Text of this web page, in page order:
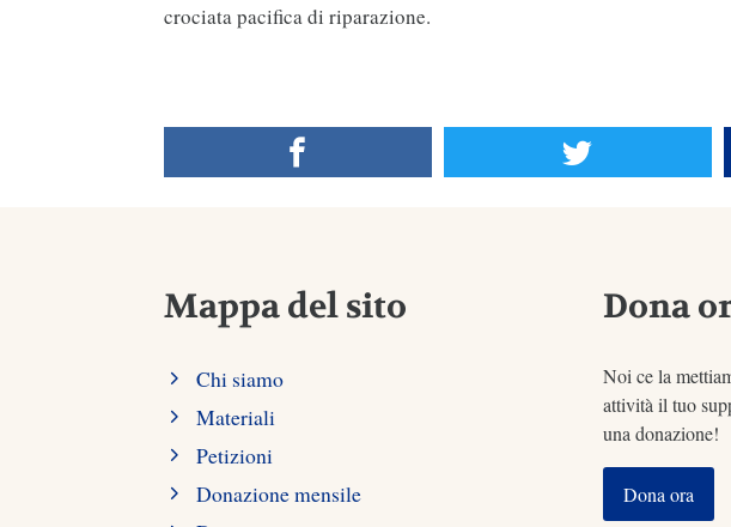
crociata pacifica di riparazione.
Mappa del sito
Chi siamo
Materiali
Petizioni
Donazione mensile
Dona
Noi ce la
attività il tuo
una donazione!
Dona ora